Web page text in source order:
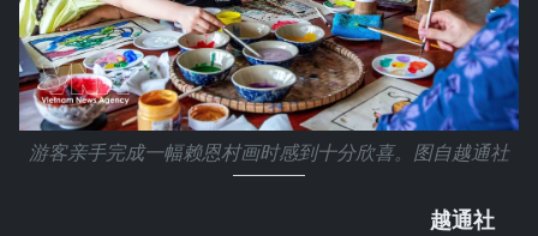
游客亲手完成一幅赖恩村画时感到十分欣喜。图自越通社
越通社